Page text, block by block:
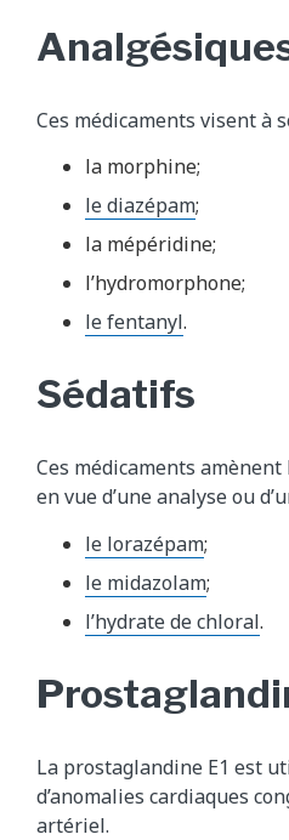
Ces médicaments visent à
la morphine;
le diazépam;
la mépéridine;
l’hydromorphone;
le fentanyl.
Sédatifs
Ces médicaments
en vue d’une analyse ou
le lorazépam;
le midazolam;
l’hydrate de chloral.
La prostaglandine E1 est
d’anomalies cardiaques
artériel.